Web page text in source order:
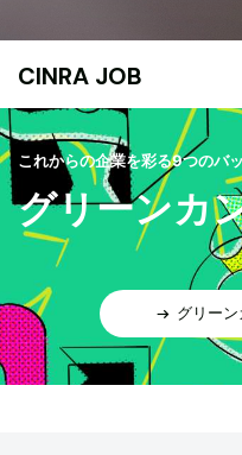
CINRA JOB
これからの企業を彩る9つのバ
グリーンカ
グリー